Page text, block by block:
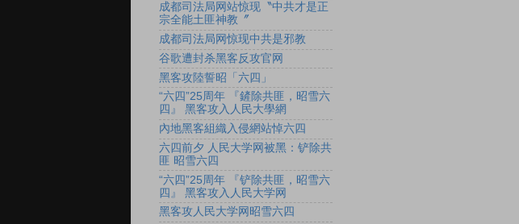
成都司法局网站惊现〝中共才是正
宗全能土匪神教〞
成都司法局网惊现中共是邪教
谷歌遭封杀黑客反攻官网
黑客攻陸誓昭「六四」
“六四”25周年 『鏟除共匪，昭雪六
四』 黑客攻入人民大學網
內地黑客組織入侵網站悼六四
六四前夕 人民大学网被黑：铲除共
匪 昭雪六四
“六四”25周年 『铲除共匪，昭雪六
四』 黑客攻入人民大学网
黑客攻人民大学网昭雪六四